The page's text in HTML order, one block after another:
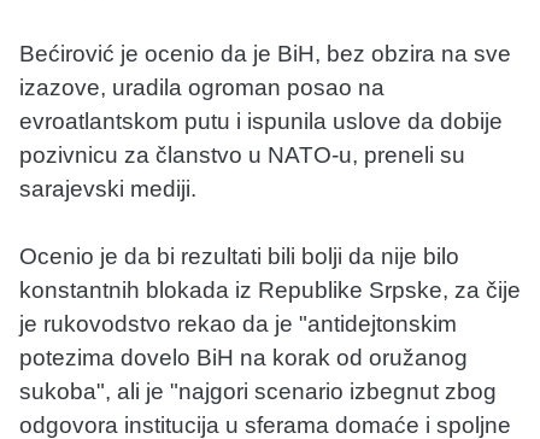
Bećirović je ocenio da je BiH, bez obzira na sve
izazove, uradila ogroman posao na
evroatlantskom putu i ispunila uslove da dobije
pozivnicu za članstvo u NATO-u, preneli su
sarajevski mediji.
Ocenio je da bi rezultati bili bolji da nije bilo
konstantnih blokada iz Republike Srpske, za čije
je rukovodstvo rekao da je "antidejtonskim
potezima dovelo BiH na korak od oružanog
sukoba", ali je "najgori scenario izbegnut zbog
odgovora institucija u sferama domaće i spoljne